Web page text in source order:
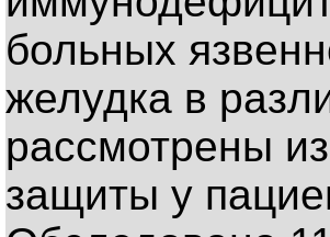
больных
желудка в
рассмотрены
защиты у